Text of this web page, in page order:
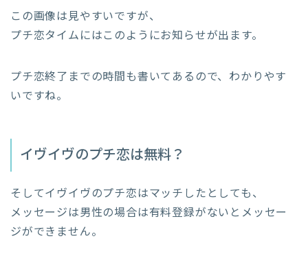
この画像は見やすいですが、
プチ恋タイムにはこのようにお知らせが出ます。
プチ恋終了までの時間も書いてあるので、わかりやす
いですね。
イヴイヴのプチ恋は無料？
そしてイヴイヴのプチ恋はマッチしたとしても、
メッセージは男性の場合は有料登録がないとメッセー
ジができません。